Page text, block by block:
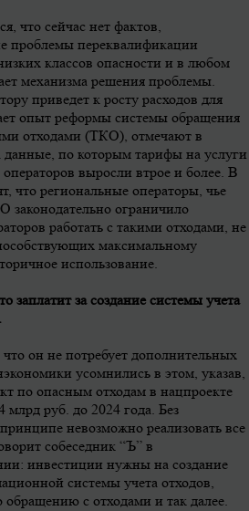
что сейчас нет фактов,
проблемы переквалификации
классов опасности и в любом
механизма решения проблемы.
приведет к росту расходов для
опыт реформы системы обращения
отходами (ТКО), отмечают в
по которым тарифы на услуги
выросли втрое и более. В
что региональные операторы, чье
законодательно ограничило
работать с такими отходами, не
максимальному
использование.
заплатит за создание системы учета
он не потребует дополнительных
усомнились в этом, указав,
по опасным отходам в нацпроекте
млрд руб. до 2024 года. Без
невозможно реализовать все
собеседник “Ъ” в
инвестиции нужны на создание
системы учета отходов,
с отходами и так далее.